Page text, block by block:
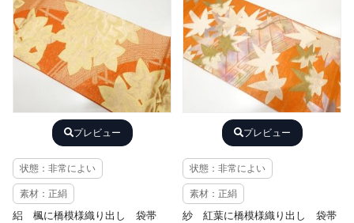
プレビュー
状態：非常によい
素材：正絹
絽 楓に橋模様織り出し 袋帯
プレビュー
状態：非常によい
素材：正絹
紗 紅葉に橋模様織り出し 袋帯